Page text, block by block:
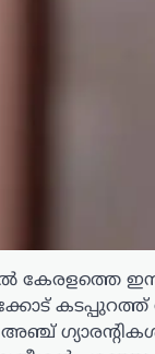
അഞ്ച്
അറിയിച്ചു.
,ലേറ്റസ്റ്റ് ന്യൂസ്